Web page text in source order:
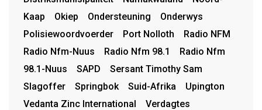
Kaap
Okiep Ondersteuning
Onderwys
Polisiewoordvoerder
Port Nolloth
Radio NFM
Radio Nfm-Nuus
Radio Nfm 98.1
Radio Nfm
98.1-Nuus
SAPD
Sersant Timothy Sam
Slagoffer
Springbok Suid-Afrika
Upington
Vedanta Zinc International
Verdagtes